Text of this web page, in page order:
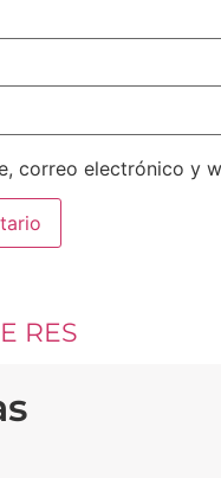
correo electrónico y
RES